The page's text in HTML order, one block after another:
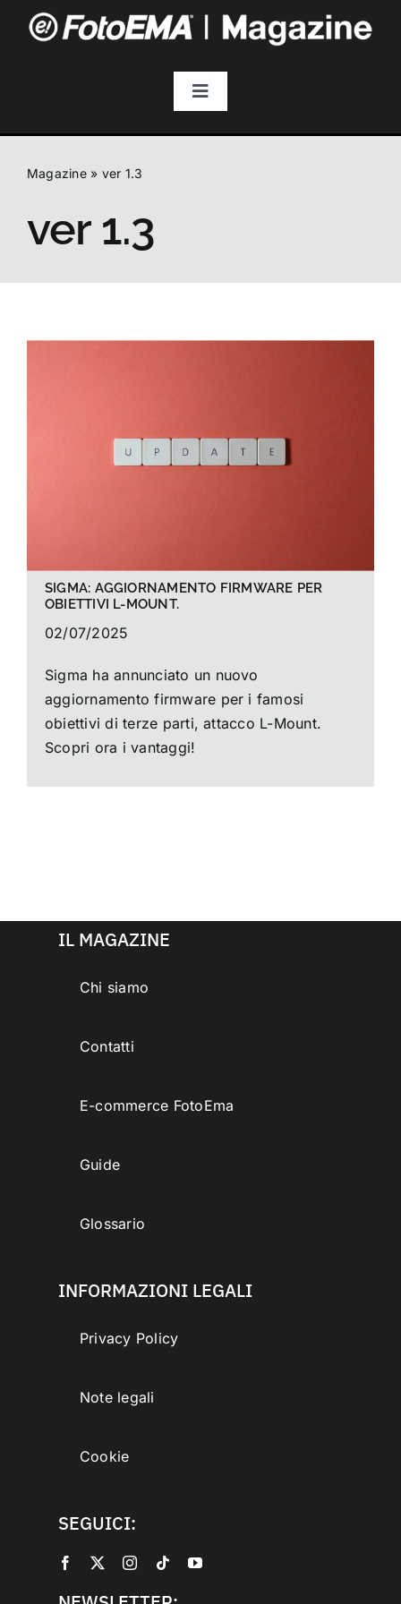
Toggle
Fotografia
La foto del mese
Magazine» ver 1.3
ver 1.3
SIGMA: AGGIORNAMENTO FIRMWARE PER
OBIETTIVI L-MOUNT.
02/07/2025
Sigma ha annunciato un nuovo
aggiornamento firmware per i famosi
obiettivi di terze parti, attacco L-Mount.
Scopri ora i vantaggi!
IL MAGAZINE
Chi siamo
Contatti
E-commerce FotoEma
Guide
Glossario
INFORMAZIONI LEGALI
Privacy Policy
Note legali
Cookie
SEGUICI: